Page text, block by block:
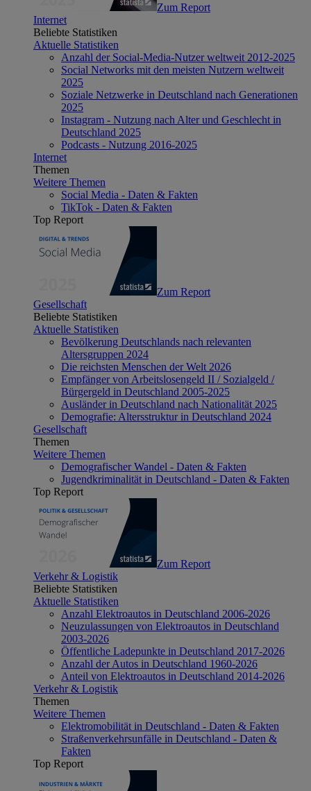
Zum Report
Internet
Beliebte Statistiken
Aktuelle Statistiken
Anzahl der Social-Media-Nutzer weltweit 2012-2025
Social Networks mit den meisten Nutzern weltweit
2025
Soziale Netzwerke in Deutschland nach Generationen
2025
Instagram - Nutzung nach Alter und Geschlecht in
Deutschland 2025
Podcasts - Nutzung 2016-2025
Internet
Themen
Weitere Themen
Social Media - Daten & Fakten
TikTok - Daten & Fakten
Top Report
Zum Report
Gesellschaft
Beliebte Statistiken
Aktuelle Statistiken
Bevölkerung Deutschlands nach relevanten
Altersgruppen 2024
Die reichsten Menschen der Welt 2026
Empfänger von Arbeitslosengeld II / Sozialgeld /
Bürgergeld in Deutschland 2005-2025
Ausländer in Deutschland nach Nationalität 2025
Demografie: Altersstruktur in Deutschland 2024
Gesellschaft
Themen
Weitere Themen
Demografischer Wandel - Daten & Fakten
Jugendkriminalität in Deutschland - Daten & Fakten
Top Report
Zum Report
Verkehr & Logistik
Beliebte Statistiken
Aktuelle Statistiken
Anzahl Elektroautos in Deutschland 2006-2026
Neuzulassungen von Elektroautos in Deutschland
2003-2026
Öffentliche Ladepunkte in Deutschland 2017-2026
Anzahl der Autos in Deutschland 1960-2026
Anteil von Elektroautos in Deutschland 2014-2026
Verkehr & Logistik
Themen
Weitere Themen
Elektromobilität in Deutschland - Daten & Fakten
Straßenverkehrsunfälle in Deutschland - Daten &
Fakten
Top Report